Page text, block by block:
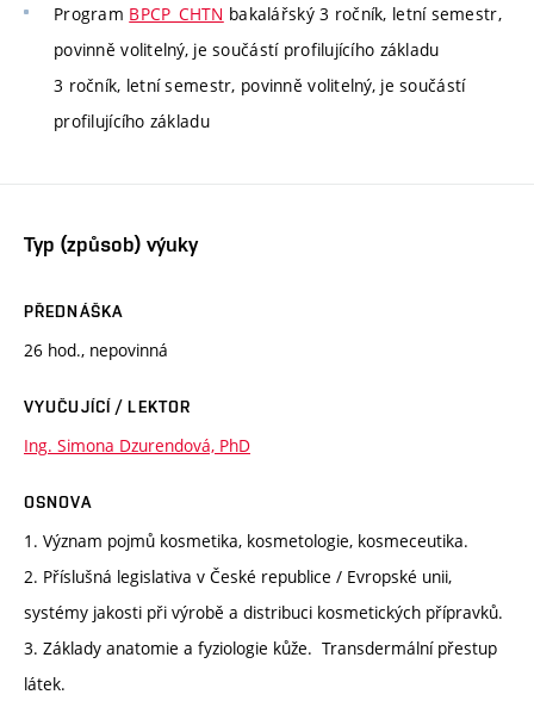
Program BPCP_CHTN bakalářský 3 ročník, letní semestr,
povinně volitelný, je součástí profilujícího základu
3 ročník, letní semestr, povinně volitelný, je součástí
profilujícího základu
Typ (způsob) výuky
PŘEDNÁŠKA
26 hod., nepovinná
VYUČUJÍCÍ / LEKTOR
Ing. Simona Dzurendová, PhD
OSNOVA
1. Význam pojmů kosmetika, kosmetologie, kosmeceutika.
2. Příslušná legislativa v České republice / Evropské unii,
systémy jakosti při výrobě a distribuci kosmetických přípravků.
3. Základy anatomie a fyziologie kůže. Transdermální přestup
látek.